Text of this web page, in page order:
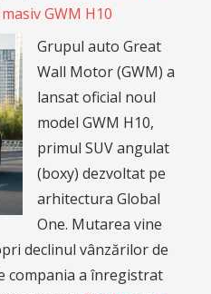
GWM H10
Grupul auto Great
Wall Motor (GWM) a
lansat oficial noul
model GWM H10,
primul SUV angulat
(boxy) dezvoltat pe
arhitectura Global
One. Mutarea vine
declinul vânzărilor de
compania a înregistrat